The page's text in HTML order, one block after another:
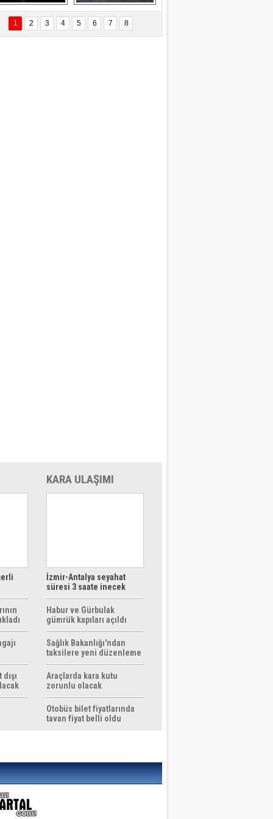
ÖZYANIK
Değişti?
Delta uçağına
yıldırım çarptı
Ford Focus RS
(2015)
1 2 3 4 5 6 7 8
KARA ULAŞIMI
İzmir-Antalya seyahat
süresi 3 saate inecek
Habur ve Gürbulak
gümrük kapıları açıldı
Sağlık Bakanlığı'ndan
taksilere yeni düzenleme
Araçlarda kara kutu
zorunlu olacak
Otobüs bilet fiyatlarında
tavan fiyat belli oldu